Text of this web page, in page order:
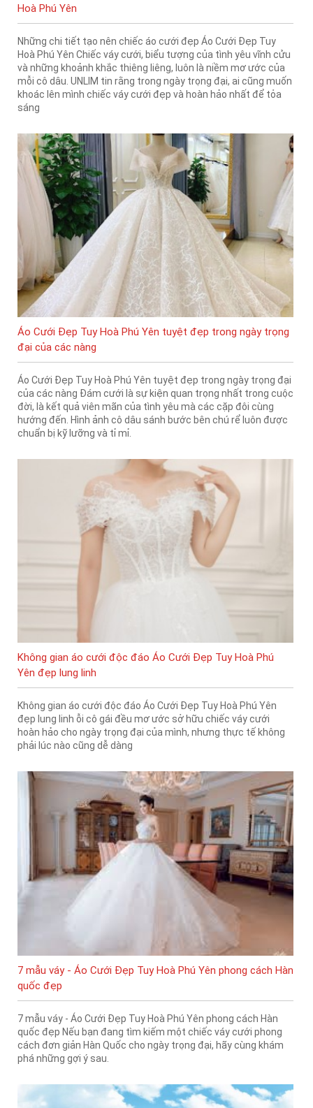
Hoà Phú Yên
Những chi tiết tạo nên chiếc áo cưới đẹp Áo Cưới Đẹp Tuy
Hoà Phú Yên Chiếc váy cưới, biểu tượng của tình yêu vĩnh cửu
và những khoảnh khắc thiêng liêng, luôn là niềm mơ ước của
mỗi cô dâu. UNLIM tin rằng trong ngày trọng đại, ai cũng muốn
khoác lên mình chiếc váy cưới đẹp và hoàn hảo nhất để tỏa
sáng
Áo Cưới Đẹp Tuy Hoà Phú Yên tuyệt đẹp trong ngày trọng
đại của các nàng
Áo Cưới Đẹp Tuy Hoà Phú Yên tuyệt đẹp trong ngày trọng đại
của các nàng Đám cưới là sự kiện quan trọng nhất trong cuộc
đời, là kết quả viên mãn của tình yêu mà các cặp đôi cùng
hướng đến. Hình ảnh cô dâu sánh bước bên chú rể luôn được
chuẩn bị kỹ lưỡng và tỉ mỉ.
Không gian áo cưới độc đáo Áo Cưới Đẹp Tuy Hoà Phú
Yên đẹp lung linh
Không gian áo cưới độc đáo Áo Cưới Đẹp Tuy Hoà Phú Yên
đẹp lung linh ỗi cô gái đều mơ ước sở hữu chiếc váy cưới
hoàn hảo cho ngày trọng đại của mình, nhưng thực tế không
phải lúc nào cũng dễ dàng
7 mẫu váy - Áo Cưới Đẹp Tuy Hoà Phú Yên phong cách Hàn
quốc đẹp
7 mẫu váy - Áo Cưới Đẹp Tuy Hoà Phú Yên phong cách Hàn
quốc đẹp Nếu bạn đang tìm kiếm một chiếc váy cưới phong
cách đơn giản Hàn Quốc cho ngày trọng đại, hãy cùng khám
phá những gợi ý sau.